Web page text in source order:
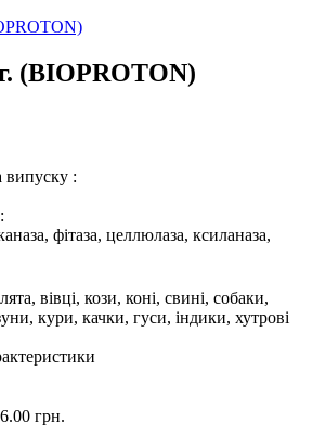
(BIOPROTON)
випуску :
:
фітаза, целлюлаза, ксиланаза,
вівці, кози, коні, свині, собаки,
кури, качки, гуси, індики, хутрові
грн.